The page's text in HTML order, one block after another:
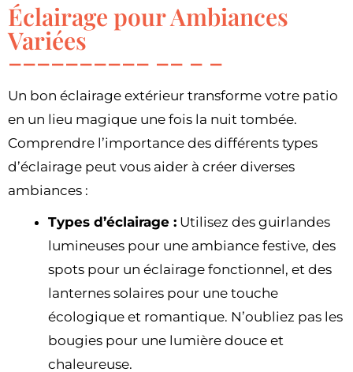
Éclairage pour Ambiances
Variées
Un bon éclairage extérieur transforme votre patio
en un lieu magique une fois la nuit tombée.
Comprendre l’importance des différents types
d’éclairage peut vous aider à créer diverses
ambiances :
Types d’éclairage : Utilisez des guirlandes
lumineuses pour une ambiance festive, des
spots pour un éclairage fonctionnel, et des
lanternes solaires pour une touche
écologique et romantique. N’oubliez pas les
bougies pour une lumière douce et
chaleureuse.